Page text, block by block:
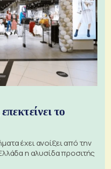
το
έχει ανοίξει από την
η αλυσίδα προσιτής